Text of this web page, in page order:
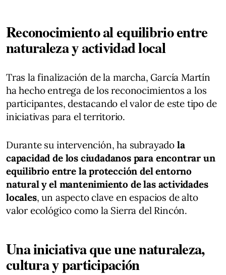
Reconocimiento al equilibrio entre
naturaleza y actividad local
Tras la finalización de la marcha, García Martín
ha hecho entrega de los reconocimientos a los
participantes, destacando el valor de este tipo de
iniciativas para el territorio.
Durante su intervención, ha subrayado la
capacidad de los ciudadanos para encontrar un
equilibrio entre la protección del entorno
natural y el mantenimiento de las actividades
locales, un aspecto clave en espacios de alto
valor ecológico como la Sierra del Rincón.
Una iniciativa que une naturaleza,
cultura y participación